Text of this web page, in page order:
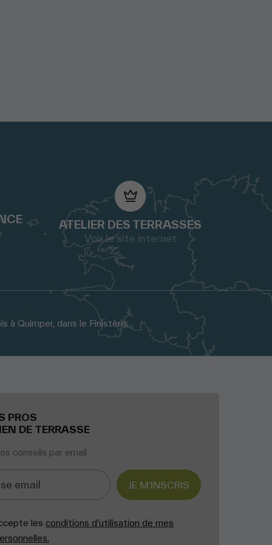
ATELIER DES TERRASSES
Voir le site internet
à Quimper, dans le Finistère.
PROS
DE TERRASSE
conseils par email
JE M’INSCRIS
les conditions d’utilisation de mes